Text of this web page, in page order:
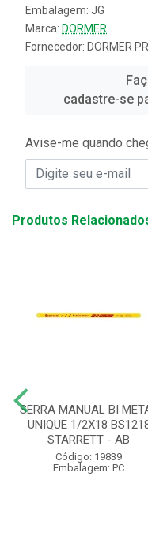
Embalagem: JG
Marca: DORMER
Fornecedor: DORMER
cadastre-se
Avise-me quando
Produtos
SERRA MANUAL BI
UNIQUE 1/2X18
STARRETT - AB
Código: 19839
Embalagem: PC